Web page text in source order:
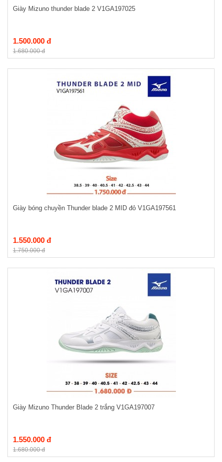
Giày Mizuno thunder blade 2 V1GA197025
1.500.000 đ
1.680.000 đ
Giày bóng chuyền Thunder blade 2 MID đỏ V1GA197561
1.550.000 đ
1.750.000 đ
Giày Mizuno Thunder Blade 2 trắng V1GA197007
1.550.000 đ
1.680.000 đ